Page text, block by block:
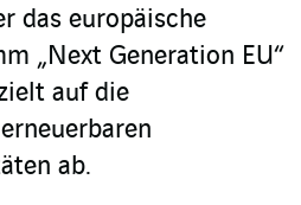
das europäische
„Next Generation EU“
auf die
ab.